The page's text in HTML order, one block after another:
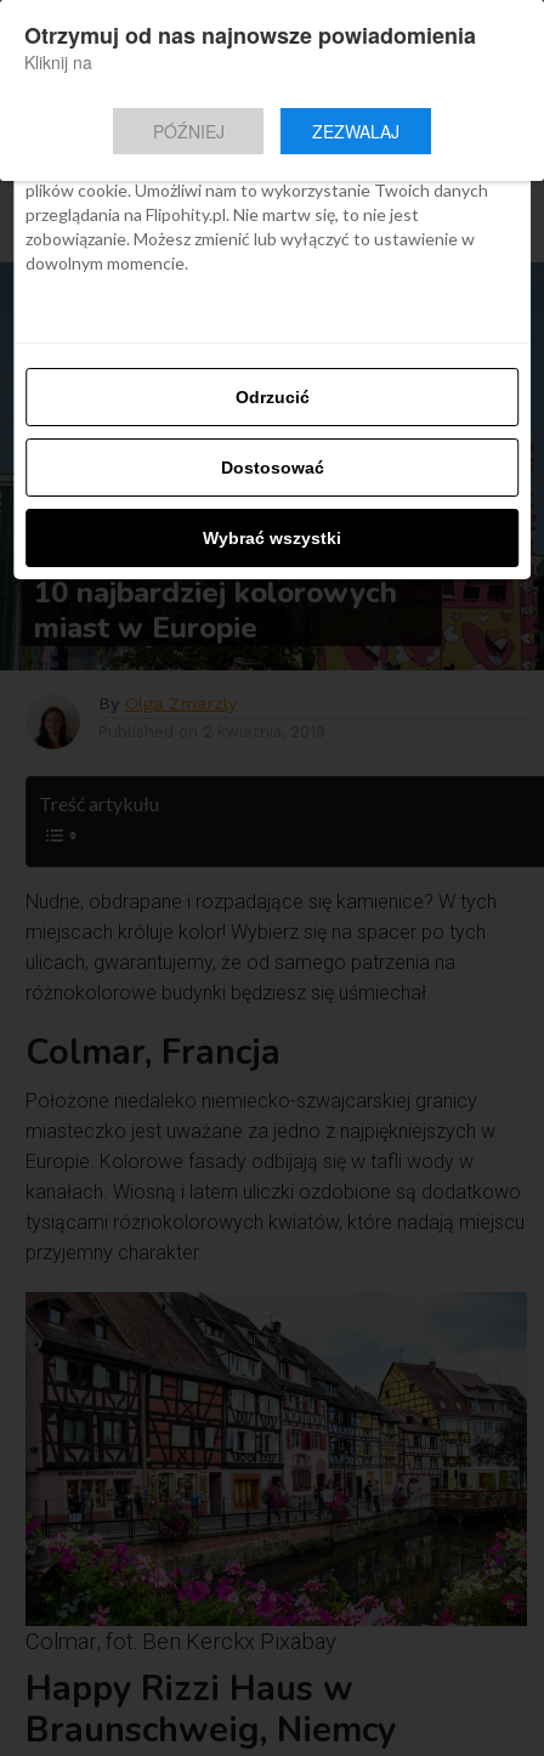
Nowa aplikacja Flipohity
Aktualne wiadomości, artykuły, TOP
Instalacja
10 najbardziej kolorowych
miast w Europie
By Olga Zmarzly
Treść artykułu
Nudne, obdrapane i rozpadające się kamienice? W tych
miejscach króluje kolor! Wybierz się na spacer po tych
ulicach, gwarantujemy, że od samego patrzenia na
różnokolorowe budynki będziesz się uśmiechał.
Colmar, Francja
Położone niedaleko niemiecko-szwajcarskiej granicy
miasteczko jest uważane za jedno z najpiękniejszych w
Europie. Kolorowe fasady odbijają się w tafli wody w
kanałach. Wiosną i latem uliczki ozdobione są dodatkowo
tysiącami różnokolorowych kwiatów, które nadają miejscu
przyjemny charakter.
Colmar, fot. Ben Kerckx Pixabay
Happy Rizzi Haus w
Braunschweig, Niemcy
Zgoda Szczegóły O cookies
Ta strona używa plików cookies
We Flipo robimy wszystko, aby pokazać Ci tylko te treści, które
plików cookie. Umożliwi nam to wykorzystanie Twoich danych
przeglądania na Flipohity.pl. Nie martw się, to nie jest
zobowiązanie. Możesz zmienić lub wyłączyć to ustawienie w
dowolnym momencie.
Odrzucić
Dostosować
Wybrać wszystki
Otrzymuj od nas najnowsze powiadomienia
Kliknij na
PÓŹNIEJ ZEZWALAJ